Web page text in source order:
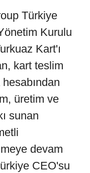
Türkiye
Kurulu
Kart'ı
kart teslim
üretim ve
sunan
devam
CEO'su